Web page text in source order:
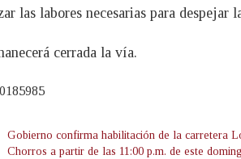
las labores necesarias para despejar
cerrada la vía.
Gobierno confirma habilitación de la carretera
Chorros a partir de las 11:00 p.m. de este